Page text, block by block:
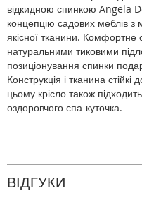
відкидною спинкою Angela
концепцію садових меблів з
якісної тканини. Комфортне
натуральними тиковими
позиціонування спинки
Конструкція і тканина
цьому крісло також
оздоровчого спа-куточка.
ВІДГУКИ